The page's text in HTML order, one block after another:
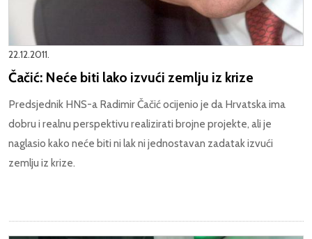
22.12.2011.
Čačić: Neće biti lako izvući zemlju iz krize
Predsjednik HNS-a Radimir Čačić ocijenio je da Hrvatska ima
dobru i realnu perspektivu realizirati brojne projekte, ali je
naglasio kako neće biti ni lak ni jednostavan zadatak izvući
zemlju iz krize.